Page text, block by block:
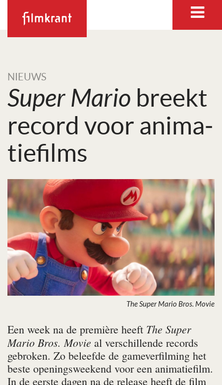
NIEUWS
Super Mario breekt
record voor ani­ma­
tie­films
The Super Mario Bros. Movie
Een week na de première heeft The Super
Mario Bros. Movie al verschillende records
gebroken. Zo beleefde de gameverfilming het
beste openingsweekend voor een animatiefilm.
In de eerste dagen na de release heeft de film